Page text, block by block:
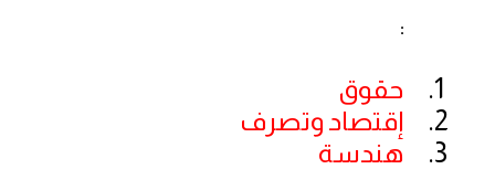
:
حقوق
إقتصاد وتصرف
هندسة